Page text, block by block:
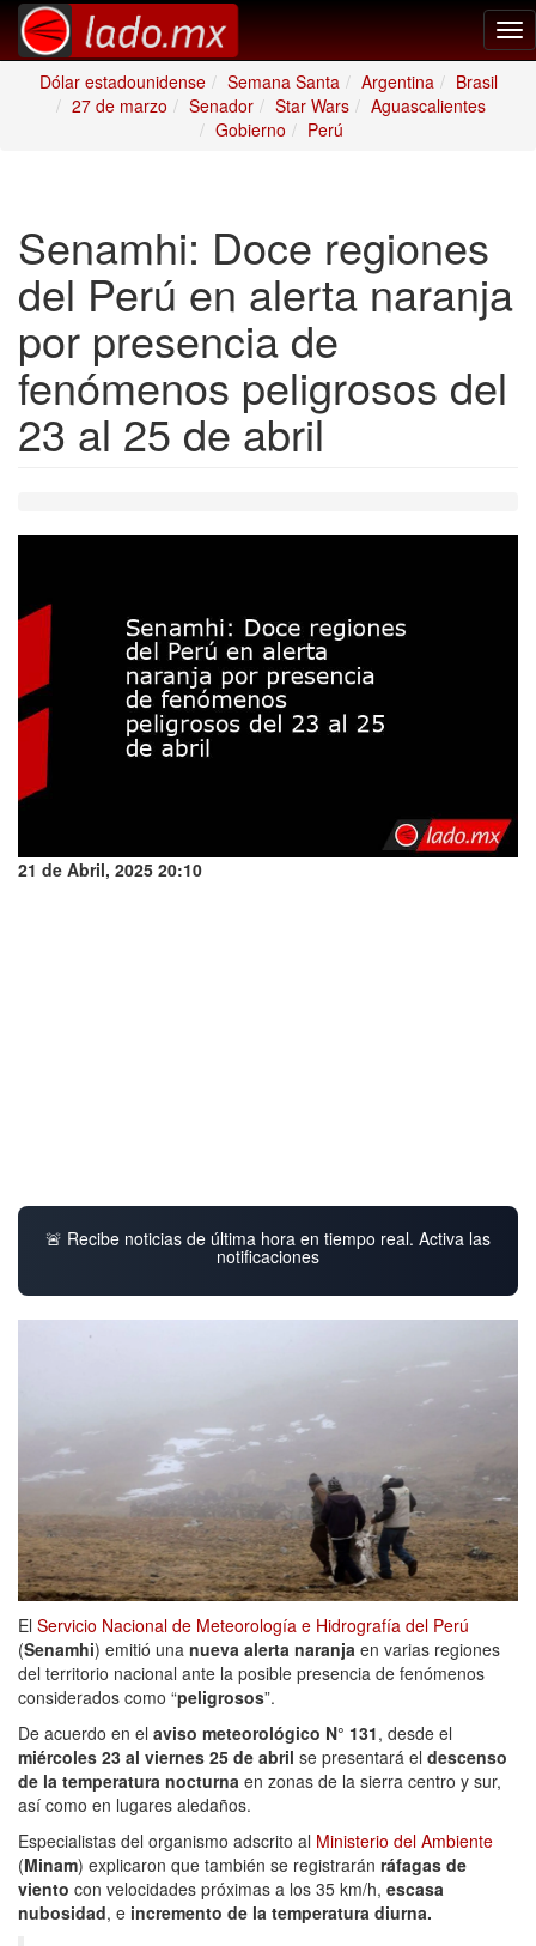
Dólar estadounidense
Semana Santa Argentina
Brasil
27 de marzo
Senador Star Wars
Aguascalientes
Gobierno
Perú
Senamhi: Doce regiones
del Perú en alerta naranja
por presencia de
fenómenos peligrosos del
23 al 25 de abril
21 de Abril, 2025 20:10
🚨 Recibe noticias de última hora en tiempo real. Activa las
notificaciones
El Servicio Nacional de Meteorología e Hidrografía del Perú
(Senamhi) emitió una nueva alerta naranja en varias regiones
del territorio nacional ante la posible presencia de fenómenos
considerados como “peligrosos”.
De acuerdo en el aviso meteorológico N° 131, desde el
miércoles 23 al viernes 25 de abril se presentará el descenso
de la temperatura nocturna en zonas de la sierra centro y sur,
así como en lugares aledaños.
Especialistas del organismo adscrito al Ministerio del Ambiente
(Minam) explicaron que también se registrarán ráfagas de
viento con velocidades próximas a los 35 km/h, escasa
nubosidad, e incremento de la temperatura diurna.